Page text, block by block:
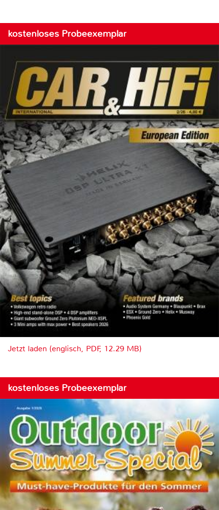
kostenloses Probeexemplar
Jetzt laden (englisch, PDF, 12.29 MB)
kostenloses Probeexemplar